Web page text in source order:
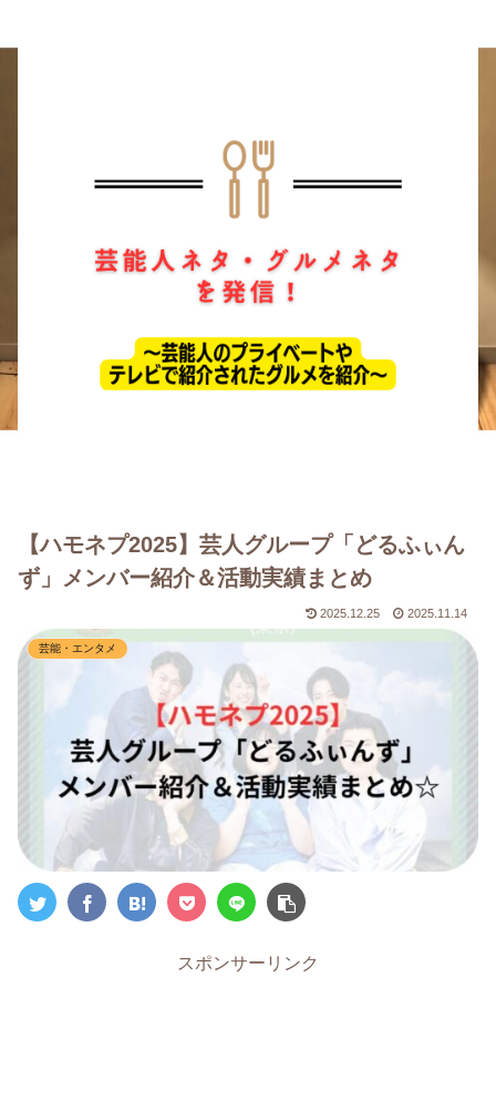
【ハモネプ2025】芸人グループ「どるふぃん
ず」メンバー紹介＆活動実績まとめ
2025.12.25 2025.11.14
芸能・エンタメ
スポンサーリンク